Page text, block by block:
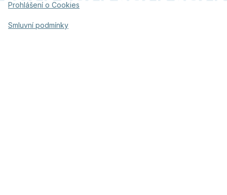
Prohlášení o Cookies
Smluvní podmínky